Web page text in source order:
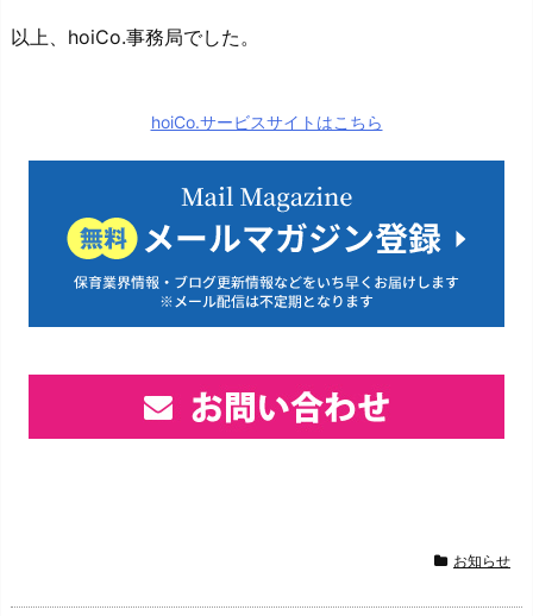
以上、hoiCo.事務局でした。
hoiCo.サービスサイトはこちら
お知らせ